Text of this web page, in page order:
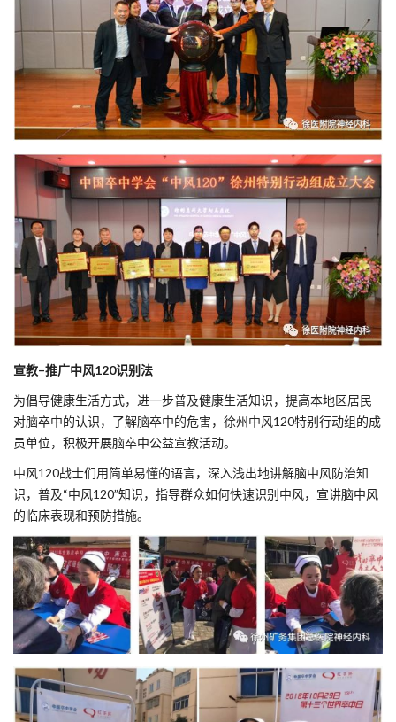
宣教–推广中风120识别法
为倡导健康生活方式，进一步普及健康生活知识，提高本地区居民
对脑卒中的认识，了解脑卒中的危害，徐州中风120特别行动组的成
员单位，积极开展脑卒中公益宣教活动。
中风120战士们用简单易懂的语言，深入浅出地讲解脑中风防治知
识，普及“中风120”知识，指导群众如何快速识别中风，宣讲脑中风
的临床表现和预防措施。